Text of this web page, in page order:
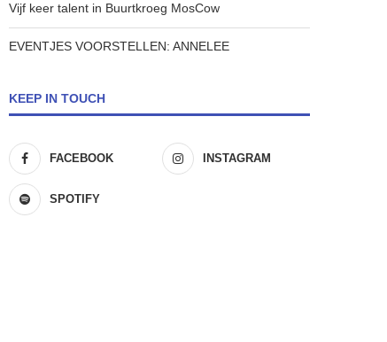
Vijf keer talent in Buurtkroeg MosCow
EVENTJES VOORSTELLEN: ANNELEE
KEEP IN TOUCH
FACEBOOK INSTAGRAM
SPOTIFY